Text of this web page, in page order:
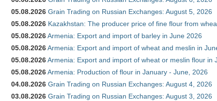
05.08.2026 Grain Trading on Russian Exchanges: August 5, 2026
05.08.2026 Kazakhstan: The producer price of fine flour from
05.08.2026Armenia: Export and import of barley in June 2026
05.08.2026Armenia: Export and import of wheat and meslin in
05.08.2026Armenia: Export and import of wheat or meslin flour in
05.08.2026Armenia: Production of flour in January - June, 2026
04.08.2026 Grain Trading on Russian Exchanges: August 4, 2026
03.08.2026 Grain Trading on Russian Exchanges: August 3, 2026